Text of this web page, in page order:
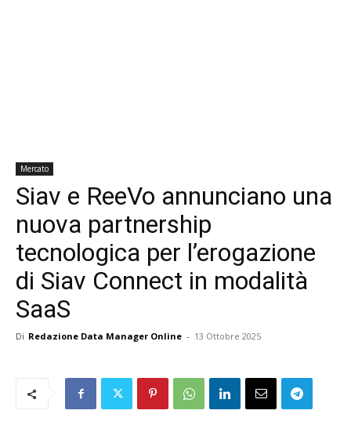
Mercato
Siav e ReeVo annunciano una
nuova partnership
tecnologica per l’erogazione
di Siav Connect in modalità
SaaS
Di Redazione Data Manager Online - 13 Ottobre 2025